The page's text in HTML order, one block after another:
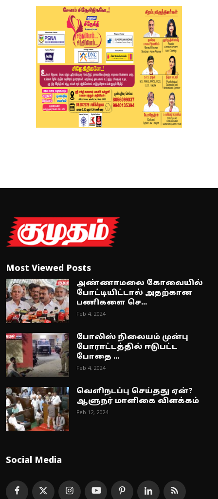
Most Viewed Posts
அண்ணாமலை கோவையில்
போட்டியிட்டால் அதற்கான
பணிகளை செ...
Feb 4, 2024
போலிஸ் நிலையம் முன்பு
போராட்டத்தில் ஈடுபட்ட
போதை ...
Feb 4, 2024
வெளிநடப்பு செய்தது ஏன்?
ஆளுநர் மாளிகை விளக்கம்
Feb 12, 2024
Social Media